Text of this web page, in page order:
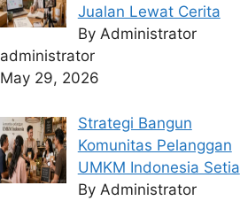
Jualan Lewat Cerita
By Administrator
administrator
May 29, 2026
Strategi Bangun
Komunitas Pelanggan
UMKM Indonesia Setia
By Administrator